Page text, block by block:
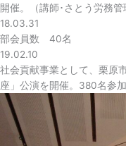
開催。（講師･さとう労務
18.03.31
部会員数 40名
19.02.10
社会貢献事業として、栗原
座」公演を開催。380名参加